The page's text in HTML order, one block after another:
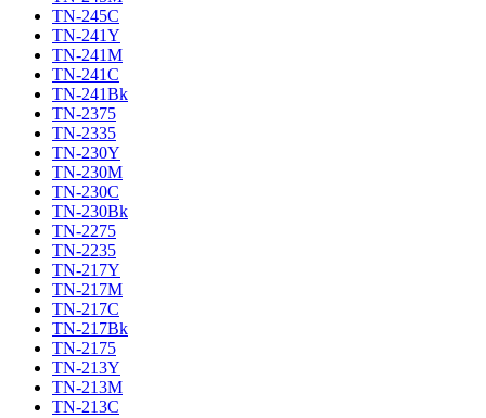
TN-245C
TN-241Y
TN-241M
TN-241C
TN-241Bk
TN-2375
TN-2335
TN-230Y
TN-230M
TN-230C
TN-230Bk
TN-2275
TN-2235
TN-217Y
TN-217M
TN-217C
TN-217Bk
TN-2175
TN-213Y
TN-213M
TN-213C